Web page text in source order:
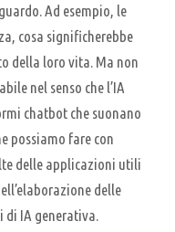
Ad esempio, le
cosa significherebbe
della loro vita. Ma non
nel senso che l’IA
chatbot che suonano
possiamo fare con
delle applicazioni utili
delle
IA generativa.